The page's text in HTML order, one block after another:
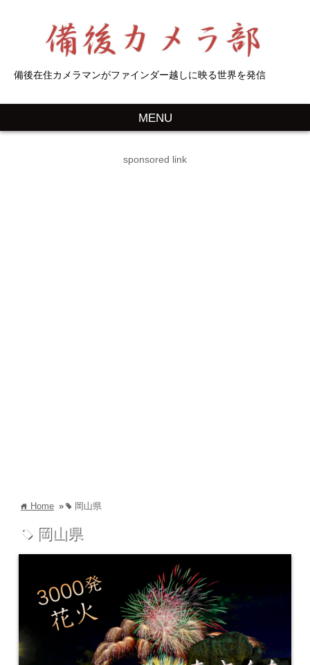
備後在住カメラマンがファインダー越しに映る世界を発信
MENU
sponsored link
home Home » tag 岡山県
tag 岡山県